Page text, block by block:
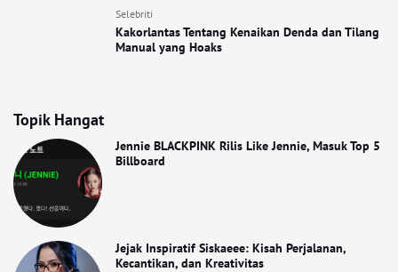
Selebriti
Kakorlantas Tentang Kenaikan Denda dan Tilang
Manual yang Hoaks
Topik Hangat
Jennie BLACKPINK Rilis Like Jennie, Masuk Top 5
Billboard
Jejak Inspiratif Siskaeee: Kisah Perjalanan,
Kecantikan, dan Kreativitas